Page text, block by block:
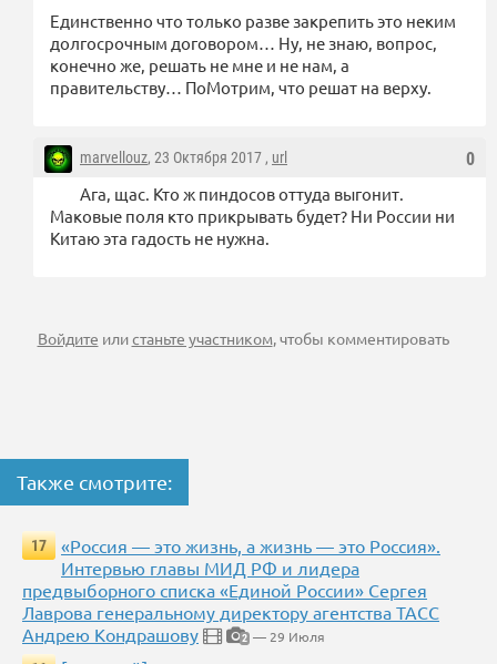
Единственно что только разве закрепить это неким
долгосрочным договором… Ну, не знаю, вопрос,
конечно же, решать не мне и не нам, а
правительству… ПоМотрим, что решат на верху.
0
marvellouz, 23 Октября 2017 , url
Ага, щас. Кто ж пиндосов оттуда выгонит.
Маковые поля кто прикрывать будет? Ни России ни
Китаю эта гадость не нужна.
Войдите илистаньте участником, чтобы комментировать
Также смотрите:
17
«Россия — это жизнь, а жизнь — это Россия».
Интервью главы МИД РФ и лидера
предвыборного списка «Единой России» Сергея
Лаврова генеральному директору агентства ТАСС
Андрею Кондрашову
2 — 29 Июля